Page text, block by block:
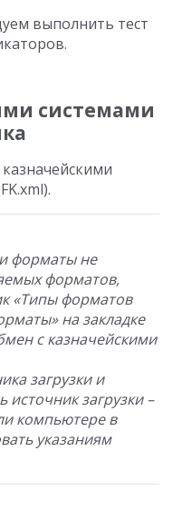
выполнить тест
системами
форматы не
форматов,
«Типы форматов
на закладке
с казначейскими
загрузки и
загрузки –
компьютере в
указаниям